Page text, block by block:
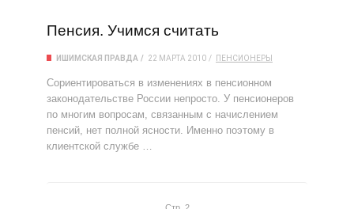
Пенсия. Учимся считать
ИШИМСКАЯ ПРАВДА 22 МАРТА 2010 ПЕНСИОНЕРЫ
Сориентироваться в изменениях в пенсионном
законодательстве России непросто. У пенсионеров
по многим вопросам, связанным с начислением
пенсий, нет полной ясности. Именно поэтому в
клиентской службе …